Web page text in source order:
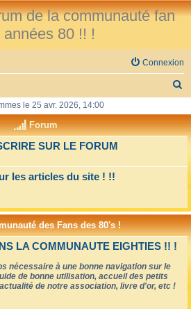
de la communauté fan
années 80 !! !
Connexion
h
h
e
le 25 avr. 2026, 14:00
Forum
SUR LE FORUM
les articles du site ! !!
des Fans des 80's !
LA COMMUNAUTE EIGHTIES !! !
nécessaire à une bonne navigation sur le
de bonne utilisation, accueil des petits
de notre association, livre d'or, etc !